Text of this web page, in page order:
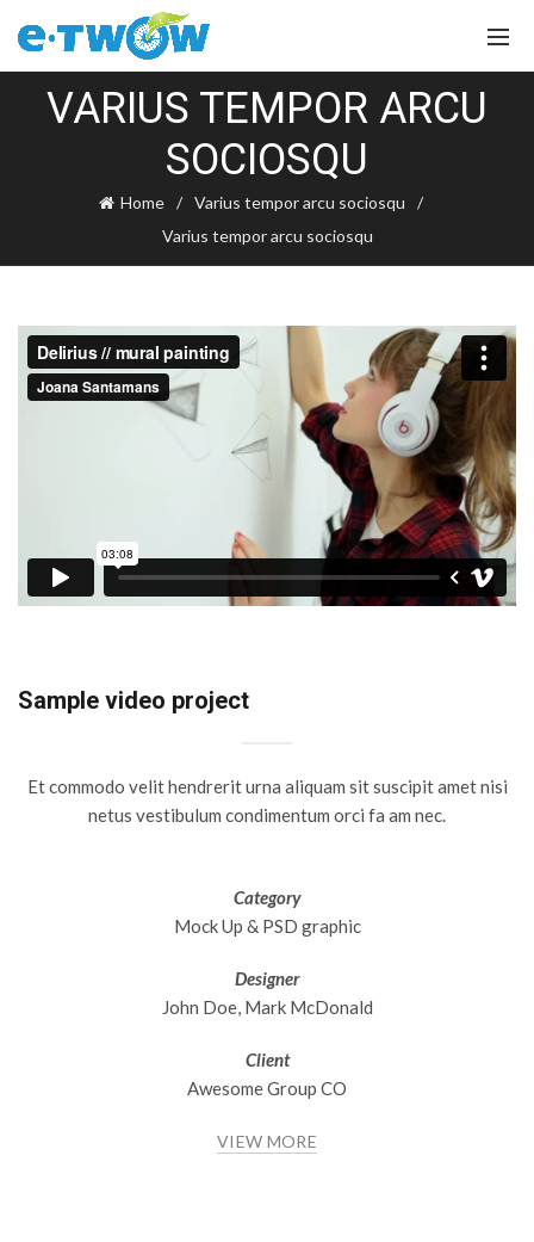
VARIUS TEMPOR ARCU
SOCIOSQU
Home
Varius tempor arcu sociosqu
Varius tempor arcu sociosqu
Sample video project
Et commodo velit hendrerit urna aliquam sit suscipit amet nisi
netus vestibulum condimentum orci fa am nec.
Category
Mock Up & PSD graphic
Designer
John Doe, Mark McDonald
Client
Awesome Group CO
VIEW MORE